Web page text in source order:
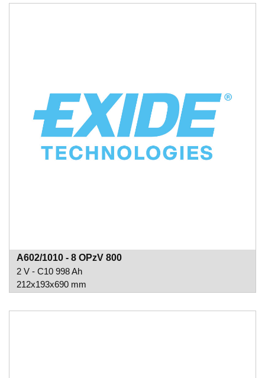
A602/1010 - 8 OPzV 800
2 V - C10 998 Ah
212x193x690 mm